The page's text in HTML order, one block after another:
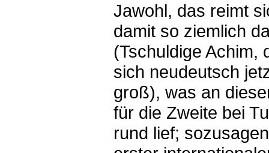
Jawohl, das reimt
damit so ziemlich
(Tschuldige Achim,
sich neudeutsch
groß), was an
für die Zweite bei
rund lief;